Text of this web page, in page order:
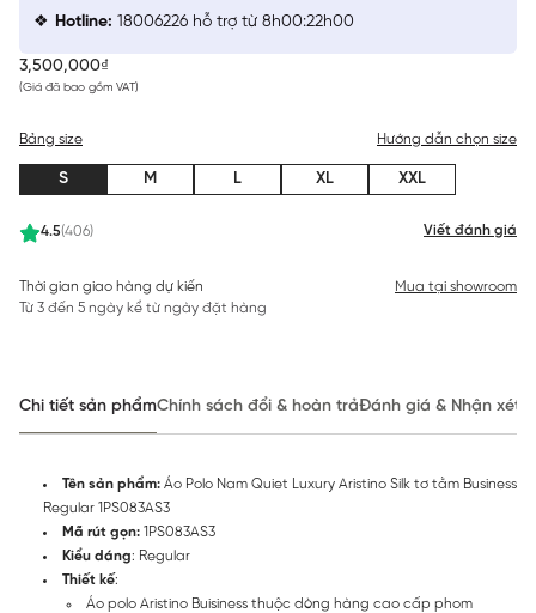
3,500,000₫
(Giá đã bao gồm VAT)
4.5(406) Viết đánh giá
Bảng size Hướng dẫn chọn size
S M L XL XXL
Thời gian giao hàng dự kiến
Từ 3 đến 5 ngày kể từ ngày đặt hàng
Mua tại showroom
Hotline: 18006226 hỗ trợ từ 8h00:22h00
Chi tiết sản phẩmChính sách đổi & hoàn trảĐánh giá & Nhận xét
Tên sản phẩm: Áo Polo Nam Quiet Luxury Aristino Silk tơ tằm Business
Regular 1PS083AS3
Mã rút gọn: 1PS083AS3
Kiểu dáng: Regular
Thiết kế:
Áo polo Aristino Buisiness thuộc dòng hàng cao cấp phom